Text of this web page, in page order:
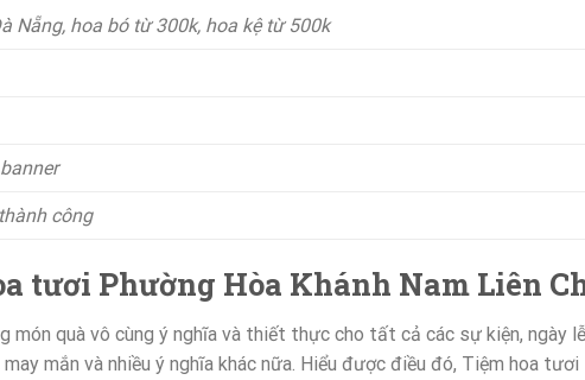
Nẵng, hoa bó từ 300k, hoa kệ từ 500k
công
tươi Phường Hòa Khánh Nam Liên
món quà vô cùng ý nghĩa và thiết thực cho tất cả các sự kiện, ngày
mắn và nhiều ý nghĩa khác nữa. Hiểu được điều đó, Tiệm hoa